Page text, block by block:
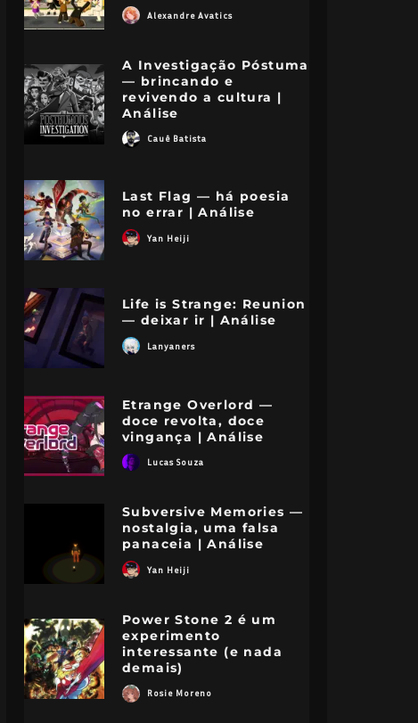
Diablo II:
Ressurected — de
volta ao começo
| Análise
Análises Jogos Nintendo PC PlayStation
Alexandre Avatics
A Investigação Póstuma
— brincando e
revivendo a cultura |
Análise
Cauê Batista
Last Flag — há poesia
no errar | Análise
Yan Heiji
Life is Strange: Reunion
— deixar ir | Análise
Lanyaners
Etrange Overlord —
doce revolta, doce
vingança | Análise
Lucas Souza
Subversive Memories —
nostalgia, uma falsa
panaceia | Análise
Yan Heiji
Power Stone 2 é um
experimento
interessante (e nada
demais)
Rosie Moreno